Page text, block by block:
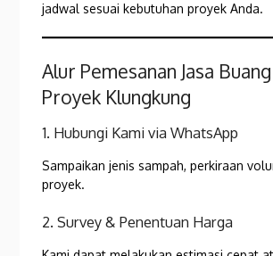
jadwal sesuai kebutuhan proyek Anda.
Alur Pemesanan Jasa
Proyek Klungkung
1. Hubungi Kami via WhatsApp
Sampaikan jenis sampah, perkiraan
proyek.
2. Survey & Penentuan Harga